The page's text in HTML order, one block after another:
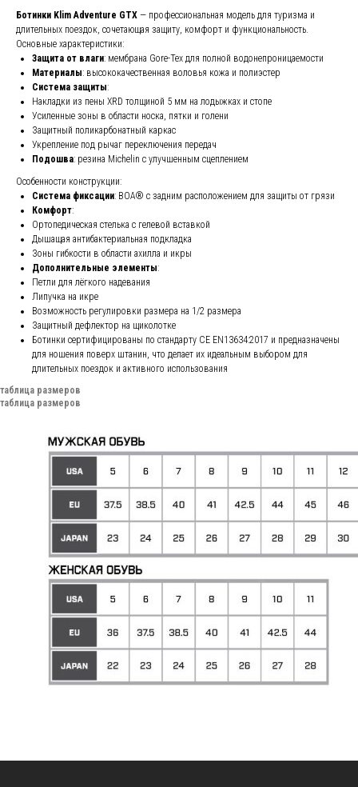
Ботинки Klim Adventure GTX — профессиональная модель для туризма и
длительных поездок, сочетающая защиту, комфорт и функциональность.
Основные характеристики:
Защита от влаги: мембрана Gore-Tex для полной водонепроницаемости
Материалы: высококачественная воловья кожа и полиэстер
Система защиты:
Накладки из пены XRD толщиной 5 мм на лодыжках и стопе
Усиленные зоны в области носка, пятки и голени
Защитный поликарбонатный каркас
Укрепление под рычаг переключения передач
Подошва: резина Michelin с улучшенным сцеплением
Особенности конструкции:
Система фиксации: BOA® с задним расположением для защиты от грязи
Комфорт:
Ортопедическая стелька с гелевой вставкой
Дышащая антибактериальная подкладка
Зоны гибкости в области ахилла и икры
Дополнительные элементы:
Петли для лёгкого надевания
Липучка на икре
Возможность регулировки размера на 1/2 размера
Защитный дефлектор на щиколотке
Ботинки сертифицированы по стандарту CE EN13634:2017 и предназначены
для ношения поверх штанин, что делает их идеальным выбором для
длительных поездок и активного использования
таблица размеров
таблица размеров